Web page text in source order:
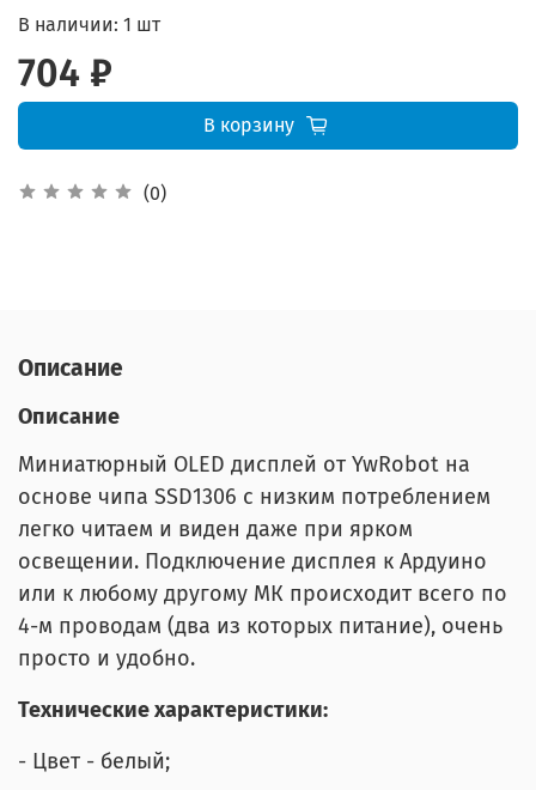
(0)
В наличии: 1 шт
704 ₽
В корзину
Описание
Описание
Миниатюрный OLED дисплей от YwRobot на
основе чипа SSD1306 с низким потреблением
легко читаем и виден даже при ярком
освещении. Подключение дисплея к Ардуино
или к любому другому МК происходит всего по
4-м проводам (два из которых питание), очень
просто и удобно.
Технические характеристики:
- Цвет - белый;